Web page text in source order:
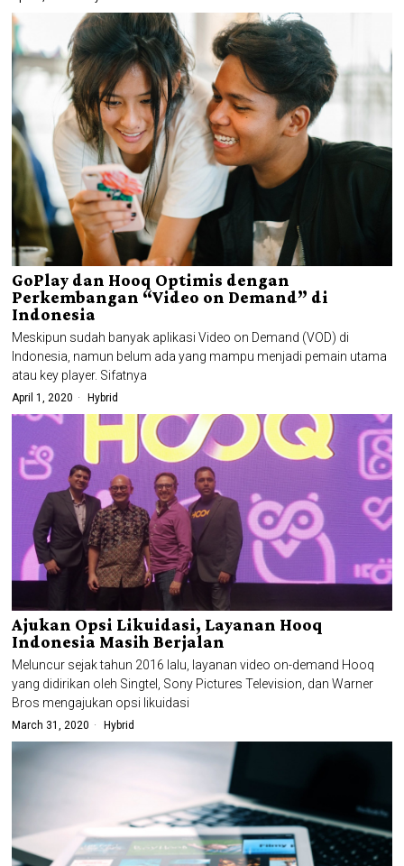
GoPlay dan Hooq Optimis dengan
Perkembangan “Video on Demand” di
Indonesia
Meskipun sudah banyak aplikasi Video on Demand (VOD) di
Indonesia, namun belum ada yang mampu menjadi pemain utama
atau key player. Sifatnya
April 1, 2020 Hybrid
Ajukan Opsi Likuidasi, Layanan Hooq
Indonesia Masih Berjalan
Meluncur sejak tahun 2016 lalu, layanan video on-demand Hooq
yang didirikan oleh Singtel, Sony Pictures Television, dan Warner
Bros mengajukan opsi likuidasi
March 31, 2020 Hybrid